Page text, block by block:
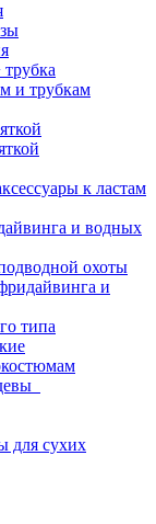
и трубкам
к ластам
и водных
охоты
и
типа
для сухих